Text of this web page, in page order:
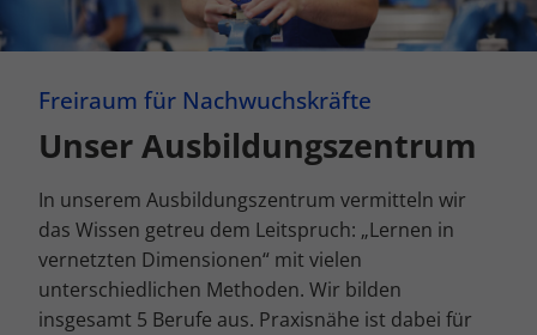
Freiraum für Nachwuchskräfte
Unser Ausbildungszentrum
In unserem Ausbildungszentrum vermitteln wir
das Wissen getreu dem Leitspruch: „Lernen in
vernetzten Dimensionen“ mit vielen
unterschiedlichen Methoden. Wir bilden
insgesamt 5 Berufe aus. Praxisnähe ist dabei für